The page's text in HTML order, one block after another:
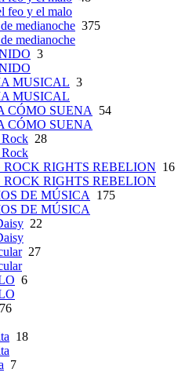
feo y el malo
medianoche 375
medianoche
3
MUSICAL 3
MUSICAL
CÓMO SUENA 54
CÓMO SUENA
Rock 28
Rock
ROCK RIGHTS REBELION 16
ROCK RIGHTS REBELION
DE MÚSICA 175
DE MÚSICA
22
27
6
18
7